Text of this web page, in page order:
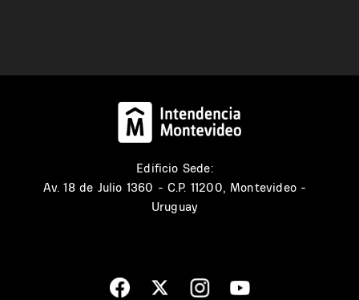
Edificio Sede:
Av. 18 de Julio 1360 - C.P. 11200, Montevideo -
Uruguay